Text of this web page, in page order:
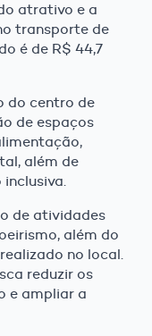
atrativo e a
transporte de
é de R$ 44,7
do centro de
de espaços
além de
inclusiva.
de atividades
além do
no local.
reduzir os
e ampliar a